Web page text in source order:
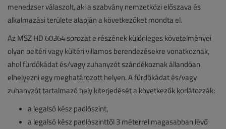
menedzser válaszolt, aki a szabvány nemzetközi előszava és
alkalmazási területe alapján a következőket mondta el.
Az MSZ HD 60364 sorozat e részének különleges követelményei
olyan beltéri vagy kültéri villamos berendezésekre vonatkoznak,
ahol fürdőkádat és/vagy zuhanyzót szándékoznak állandóan
elhelyezni egy meghatározott helyen. A fürdőkádat és/vagy
zuhanyzót tartalmazó hely kiterjedését a következők korlátozzák:
a legalsó kész padlószint,
a legalsó kész padlószinttől 3 méterrel magasabban lévő